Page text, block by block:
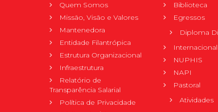
Quem Somos
Missão, Visão e Valores
Mantenedora
Entidade Filantrópica
Estrutura Organizacional
Infraestrutura
Relatório de
Transparência Salarial
Política de Privacidade
Biblioteca
Egressos
Diploma
Internacional
NUPHIS
NAPI
Pastoral
Atividades